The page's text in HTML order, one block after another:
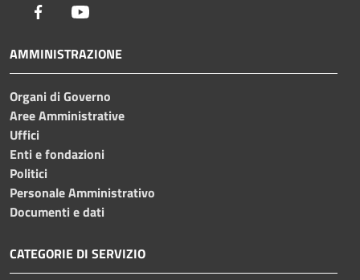
Facebook
AMMINISTRAZIONE
Organi di Governo
Aree Amministrative
Uffici
Enti e fondazioni
Politici
Personale Amministrativo
Documenti e dati
CATEGORIE DI SERVIZIO